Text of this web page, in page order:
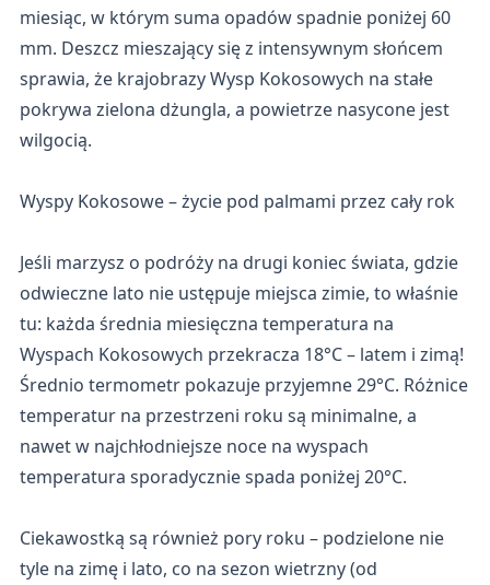
miesiąc, w którym suma opadów spadnie poniżej 60
mm. Deszcz mieszający się z intensywnym słońcem
sprawia, że krajobrazy Wysp Kokosowych na stałe
pokrywa zielona dżungla, a powietrze nasycone jest
wilgocią.
Wyspy Kokosowe – życie pod palmami przez cały rok
Jeśli marzysz o podróży na drugi koniec świata, gdzie
odwieczne lato nie ustępuje miejsca zimie, to właśnie
tu: każda średnia miesięczna temperatura na
Wyspach Kokosowych przekracza 18°C – latem i zimą!
Średnio termometr pokazuje przyjemne 29°C. Różnice
temperatur na przestrzeni roku są minimalne, a
nawet w najchłodniejsze noce na wyspach
temperatura sporadycznie spada poniżej 20°C.
Ciekawostką są również pory roku – podzielone nie
tyle na zimę i lato, co na sezon wietrzny (od